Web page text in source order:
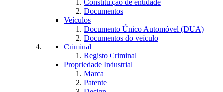
Constituição de entidade
Documentos
Veículos
Documento Único Automóvel (DUA)
Documentos do veículo
Criminal
Registo Criminal
Propriedade Industrial
Marca
Patente